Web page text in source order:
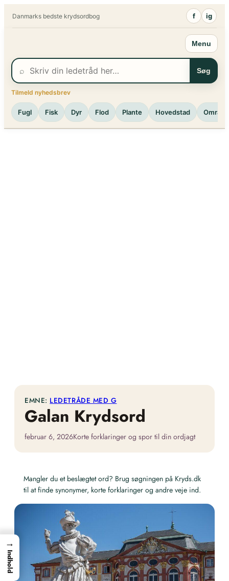
Danmarks bedste krydsordbog f ig
Menu
⌕ Søg
Tilmeld nyhedsbrev
Fugl Fisk Dyr Flod Plante Hovedstad Område
EMNE: LEDETRÅDE MED G
Galan Krydsord
februar 6, 2026Korte forklaringer og spor til din ordjagt
Mangler du et beslægtet ord? Brug søgningen på Kryds.dk
til at finde synonymer, korte forklaringer og andre veje ind.
→
Indhold